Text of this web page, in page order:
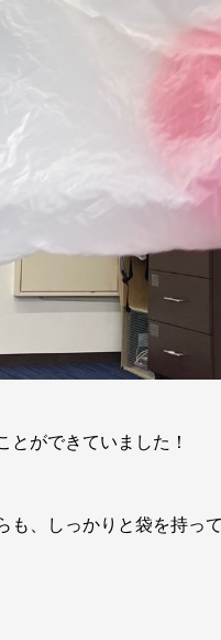
とができていました！
、しっかりと袋を持っ